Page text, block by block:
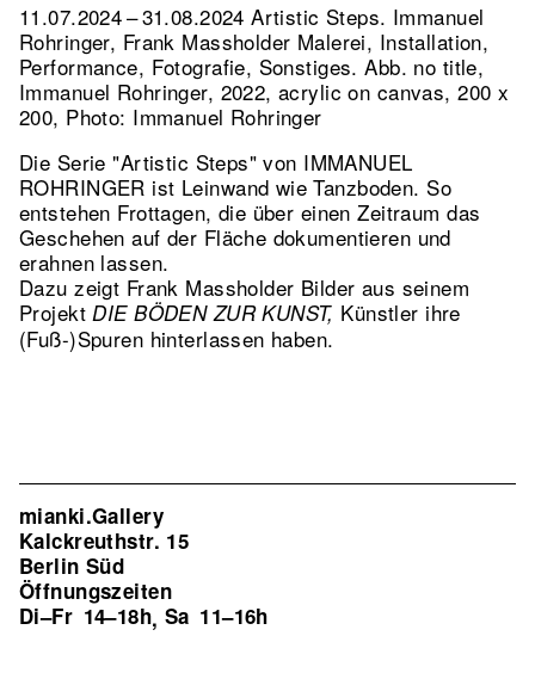
11.07.2024 – 31.08.2024 Artistic Steps. Immanuel
Rohringer, Frank Massholder Malerei, Installation,
Performance, Fotografie, Sonstiges.Abb. no title,
Immanuel Rohringer, 2022, acrylic on canvas, 200 x
200, Photo: Immanuel Rohringer
Die Serie "Artistic Steps" von IMMANUEL
ROHRINGER ist Leinwand wie Tanzboden. So
entstehen Frottagen, die über einen Zeitraum das
Geschehen auf der Fläche dokumentieren und
erahnen lassen.
Dazu zeigt Frank Massholder Bilder aus seinem
ProjektDIE BÖDEN ZUR KUNST, Künstler ihre
(Fuß-)Spuren hinterlassen haben.
mianki.Gallery
Kalckreuthstr. 15
Berlin Süd
Öffnungszeiten
Di–Fr 14–18h, Sa 11–16h